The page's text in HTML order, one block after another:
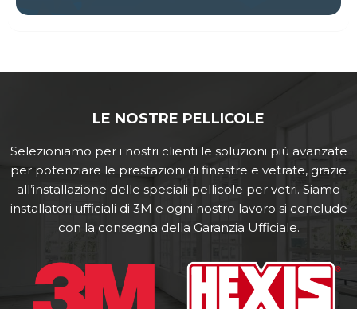
LE NOSTRE PELLICOLE
Selezioniamo per i nostri clienti le soluzioni più avanzate
per potenziare le prestazioni di finestre e vetrate, grazie
all’installazione delle speciali pellicole per vetri. Siamo
installatori ufficiali di 3M e ogni nostro lavoro si conclude
con la consegna della Garanzia Ufficiale.